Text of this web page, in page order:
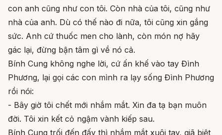
con anh cũng như con tôi. Còn nhà của tôi, cũng như
nhà của anh. Dù có thế nào đi nữa, tôi cũng xin gắng
sức. Anh cứ thuốc men cho lành, còn món nợ hãy
gác lại, đừng bận tâm gì về nó cả.
Bính Cung không nghe lời, cứ ấn khế vào tay Đình
Phương, lại gọi các con mình ra lạy sống Đình Phương
rồi nói:
- Bây giờ tôi chết mới nhắm mắt. Xin đa tạ bạn muôn
đời. Tôi xin kết cỏ ngậm vành kiếp sau.
Bính Cung trối đến đấy thì nhắm mắt xuôi tay, giã biệt